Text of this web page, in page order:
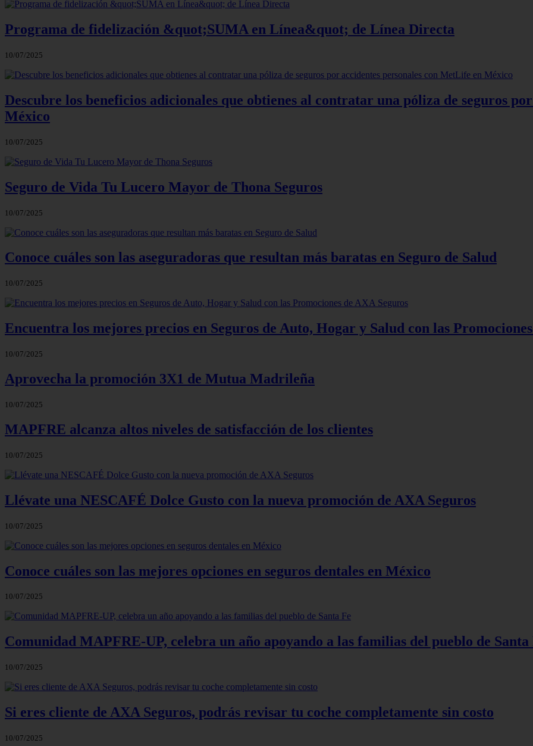
Programa de fidelización &quot;SUMA en Línea&quot; de Línea Directa
10/07/2025
Descubre los beneficios adicionales que obtienes al contratar una póliza de seguros
México
10/07/2025
Seguro de Vida Tu Lucero Mayor de Thona Seguros
10/07/2025
Conoce cuáles son las aseguradoras que resultan más baratas en Seguro de Salud
10/07/2025
Encuentra los mejores precios en Seguros de Auto, Hogar y Salud con las
10/07/2025
Aprovecha la promoción 3X1 de Mutua Madrileña
10/07/2025
MAPFRE alcanza altos niveles de satisfacción de los clientes
10/07/2025
Llévate una NESCAFÉ Dolce Gusto con la nueva promoción de AXA Seguros
10/07/2025
Conoce cuáles son las mejores opciones en seguros dentales en México
10/07/2025
Comunidad MAPFRE-UP, celebra un año apoyando a las familias del pueblo de Santa
10/07/2025
Si eres cliente de AXA Seguros, podrás revisar tu coche completamente sin costo
10/07/2025